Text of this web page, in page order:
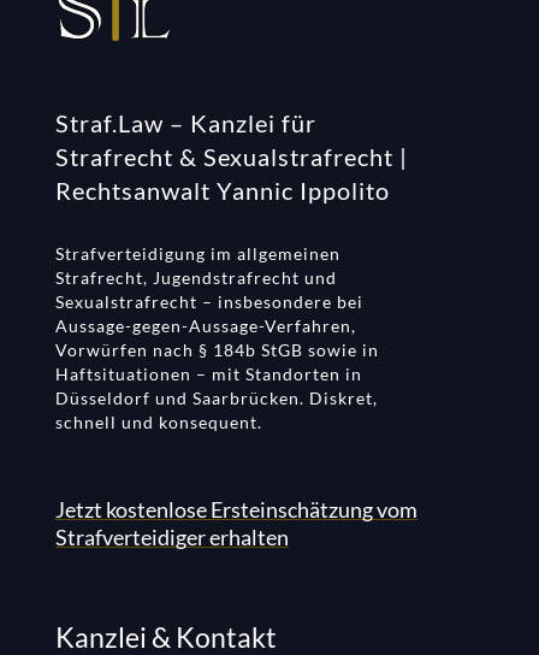
Straf.Law – Kanzlei für
Strafrecht & Sexualstrafrecht |
Rechtsanwalt Yannic Ippolito
Strafverteidigung im allgemeinen
Strafrecht, Jugendstrafrecht und
Sexualstrafrecht – insbesondere bei
Aussage-gegen-Aussage-Verfahren,
Vorwürfen nach § 184b StGB sowie in
Haftsituationen – mit Standorten in
Düsseldorf und Saarbrücken. Diskret,
schnell und konsequent.
Jetzt kostenlose Ersteinschätzung vom
Strafverteidiger erhalten
Kanzlei & Kontakt